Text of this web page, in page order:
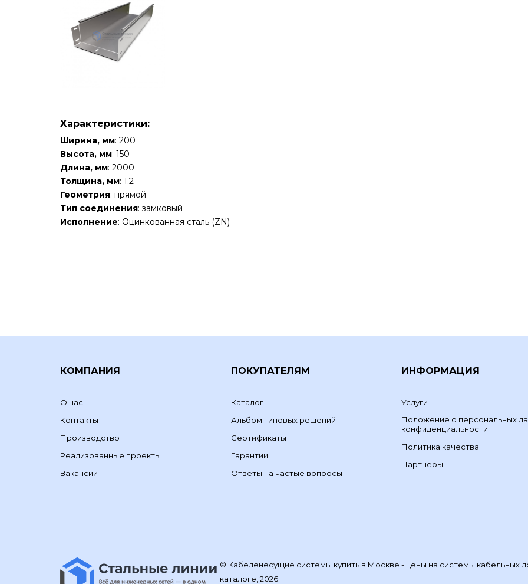
Характеристики:
Ширина, мм: 200
Высота, мм: 150
Длина, мм: 2000
Толщина, мм: 1.2
Геометрия: прямой
Тип соединения: замковый
Исполнение: Оцинкованная сталь (ZN)
КОМПАНИЯ
О нас
Контакты
Производство
Реализованные проекты
Вакансии
ПОКУПАТЕЛЯМ
Каталог
Альбом типовых решений
Сертификаты
Гарантии
Ответы на частые вопросы
ИНФОРМАЦИЯ
Услуги
Положение о персональных
конфиденциальности
Политика качества
Партнеры
© Кабеленесущие системы купить в Москве - цены на системы кабельных
каталоге, 2026